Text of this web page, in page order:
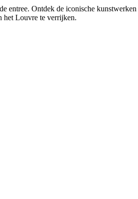
entree. Ontdek de iconische
het Louvre te verrijken.